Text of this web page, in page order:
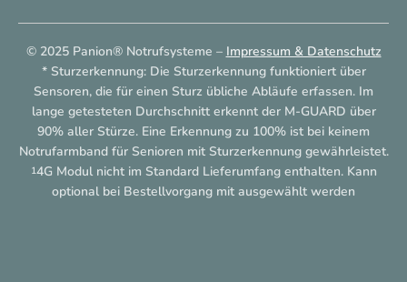
© 2025 Panion® Notrufsysteme – Impressum & Datenschutz
* Sturzerkennung: Die Sturzerkennung funktioniert über
Sensoren, die für einen Sturz übliche Abläufe erfassen. Im
lange getesteten Durchschnitt erkennt der M-GUARD über
90% aller Stürze. Eine Erkennung zu 100% ist bei keinem
Notrufarmband für Senioren mit Sturzerkennung gewährleistet.
14G Modul nicht im Standard Lieferumfang enthalten. Kann
optional bei Bestellvorgang mit ausgewählt werden